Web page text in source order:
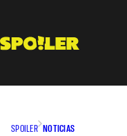
contenido
SPOILER NOTICIAS